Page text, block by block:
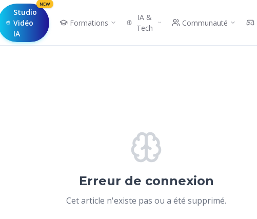
Studio
Vidéo
IA
NEW
Formations
IA &
Tech
Communauté
Erreur de connexion
Cet article n'existe pas ou a été supprimé.